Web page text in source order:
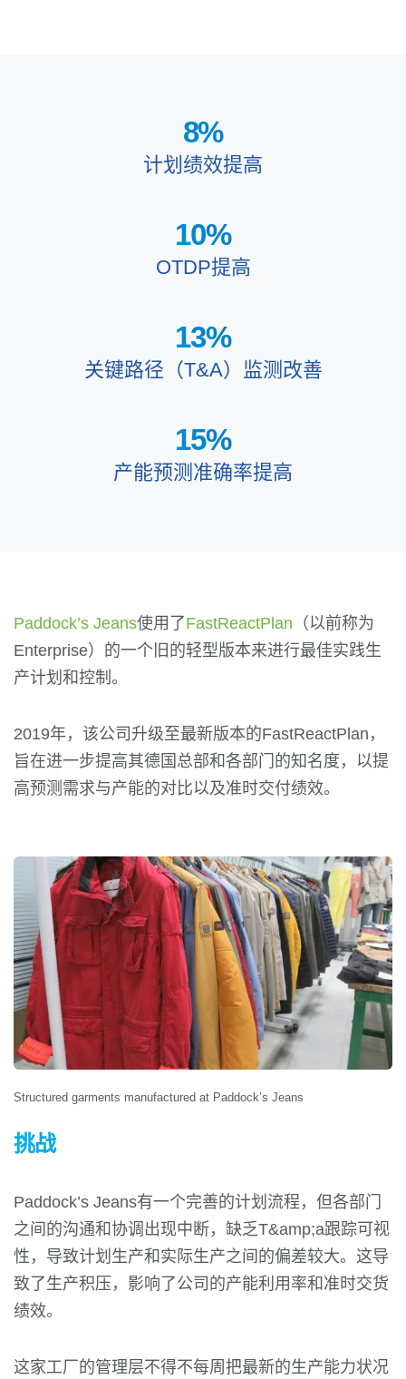
8%
计划绩效提高
10%
OTDP提高
13%
关键路径（T&A）监测改善
15%
产能预测准确率提高
Structured garments manufactured at Paddock’s Jeans
Paddock’s Jeans使用了FastReactPlan （以前称为
Enterprise）的一个旧的轻型版本来进行最佳实践生
产计划和控制。
2019年，该公司升级至最新版本的FastReactPlan，
旨在进一步提高其德国总部和各部门的知名度，以提
高预测需求与产能的对比以及准时交付绩效。
挑战
Paddock’s Jeans有一个完善的计划流程，但各部门
之间的沟通和协调出现中断，缺乏T&amp;a跟踪可视
性，导致计划生产和实际生产之间的偏差较大。这导
致了生产积压，影响了公司的产能利用率和准时交货
绩效。
这家工厂的管理层不得不每周把最新的生产能力状况